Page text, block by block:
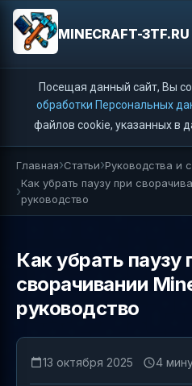
MINECRAFT-3TF.RU
Посещая данный сайт, Вы
обработки Персональных
файлов cookie, указанных в
Главная Статьи Руководства и
Как убрать паузу при
руководство
Как убрать паузу
сворачивании
руководство
13 октября 2025 4